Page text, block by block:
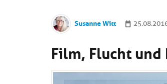
Susanne Witt
Film, Flucht